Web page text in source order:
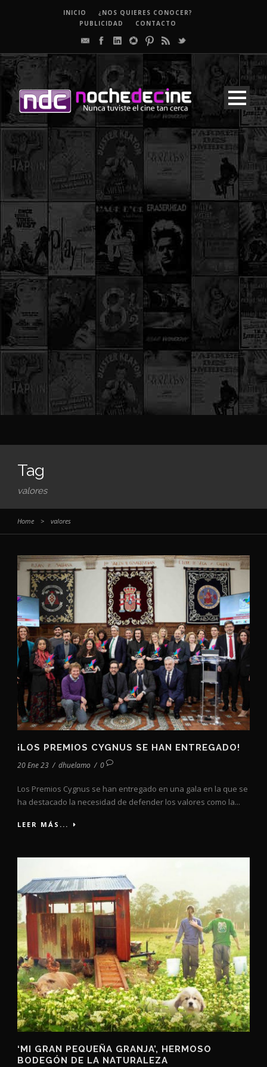
INICIO
¿NOS QUIERES CONOCER?
PUBLICIDAD
CONTACTO
Tag
valores
Home > valores
¡LOS PREMIOS CYGNUS SE HAN ENTREGADO!
20 Ene 23 / dhuelamo / 0
Los Premios Cygnus se han entregado en una gala en la que se
ha destacado la necesidad de defender los valores como la...
LEER MÁS...
‘MI GRAN PEQUEÑA GRANJA’, HERMOSO
BODEGÓN DE LA NATURALEZA